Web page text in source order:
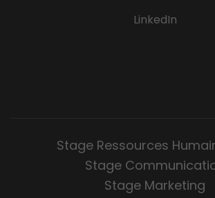
LinkedIn
Stage Ressources
Stage
Stage Marketing